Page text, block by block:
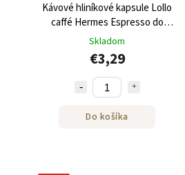
Kávové hliníkové kapsule Lollo
caffé Hermes Espresso do
NESPRESSO® 10 ks
Skladom
€3,29
Do košíka